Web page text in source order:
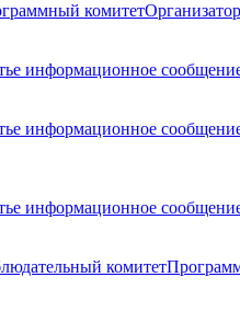
комитет
информационное
информационное
информационное
комитет